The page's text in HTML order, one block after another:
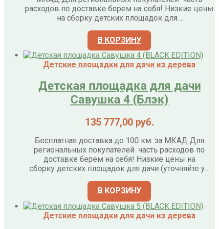
расходов по доставке берем на себя! Низкие цены
на сборку детских площадок для…
В КОРЗИНУ
Детские площадки для дачи из дерева
Детская площадка для дачи
Савушка 4 (Блэк)
135 777,00 руб.
Бесплатная доставка до 100 км. за МКАД Для
региональных покупателей часть расходов по
доставке берем на себя! Низкие цены на
сборку детских площадок для дачи (уточняйте у…
В КОРЗИНУ
Детские площадки для дачи из дерева